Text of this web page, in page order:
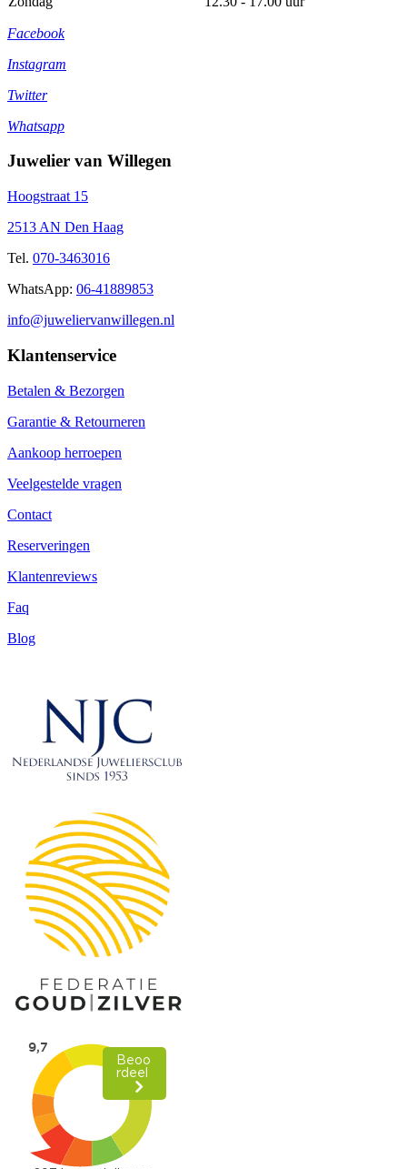
Facebook
Instagram
Twitter
Whatsapp
Juwelier van Willegen
Hoogstraat 15
2513 AN Den Haag
Tel. 070-3463016
WhatsApp: 06-41889853
info@juweliervanwillegen.nl
Klantenservice
Betalen & Bezorgen
Garantie & Retourneren
Aankoop herroepen
Veelgestelde vragen
Contact
Reserveringen
Klantenreviews
Faq
Blog